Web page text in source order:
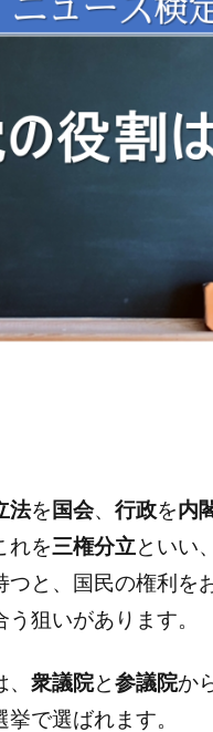
法を国会、 行政を内
れを三権分立といい
と、国民の権利を
狙いがあります。
衆議院と参議院か
で選ばれます。